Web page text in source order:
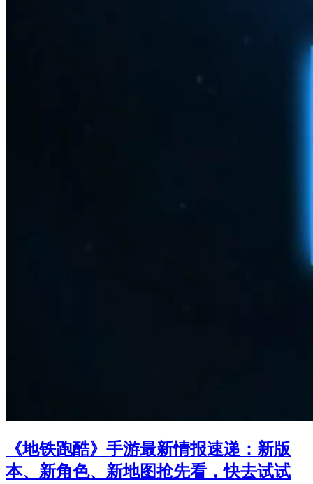
《地铁跑酷》手游最新情报速递：新版
本、新角色、新地图抢先看，快去试试